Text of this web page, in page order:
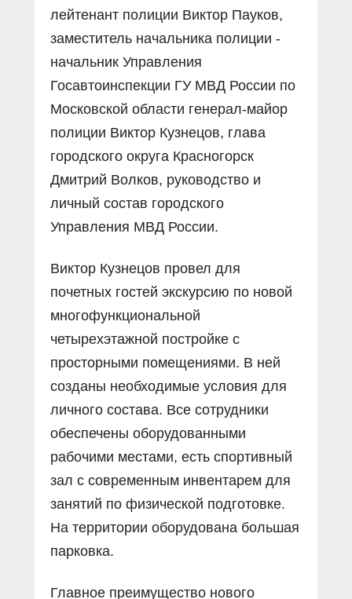
лейтенант полиции Виктор Пауков,
заместитель начальника полиции -
начальник Управления
Госавтоинспекции ГУ МВД России по
Московской области генерал-майор
полиции Виктор Кузнецов, глава
городского округа Красногорск
Дмитрий Волков, руководство и
личный состав городского
Управления МВД России.
Виктор Кузнецов провел для
почетных гостей экскурсию по новой
многофункциональной
четырехэтажной постройке с
просторными помещениями. В ней
созданы необходимые условия для
личного состава. Все сотрудники
обеспечены оборудованными
рабочими местами, есть спортивный
зал с современным инвентарем для
занятий по физической подготовке.
На территории оборудована большая
парковка.
Главное преимущество нового